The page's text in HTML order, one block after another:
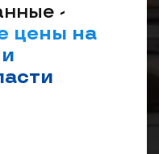
-
цены на